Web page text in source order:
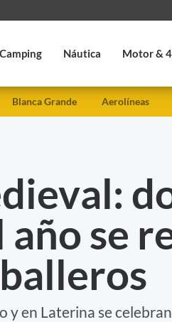
Camping Náutica Motor &
Blanca Grande Aerolíneas
año se
y en Laterina se